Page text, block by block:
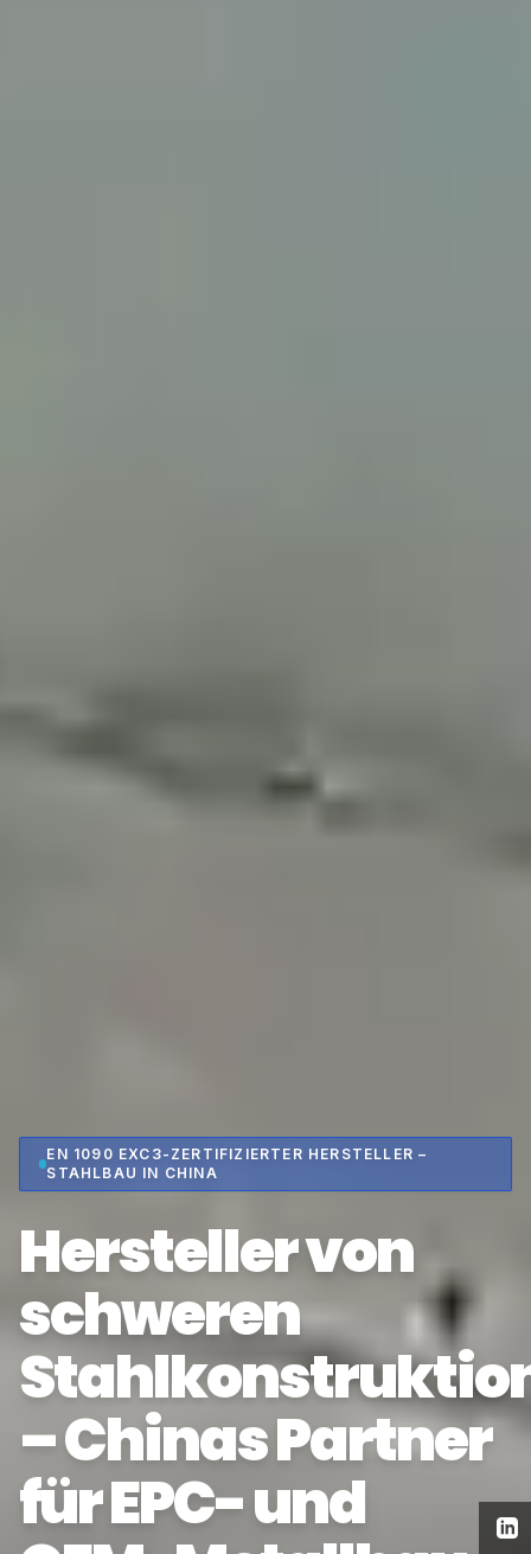
EN 1090 EXC3-ZERTIFIZIERTER HERSTELLER –
STAHLBAU IN CHINA
Hersteller von
schweren
– Chinas Partner
für EPC- und